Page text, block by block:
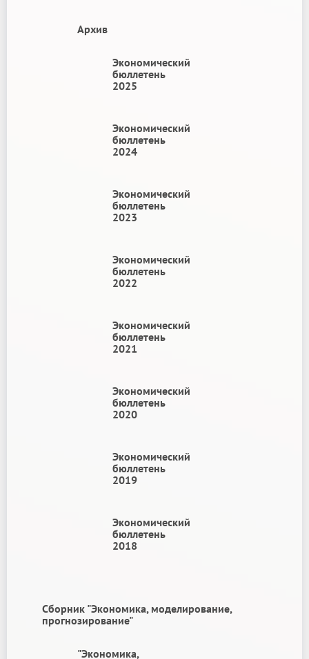
Архив
Экономический
бюллетень
2025
Экономический
бюллетень
2024
Экономический
бюллетень
2023
Экономический
бюллетень
2022
Экономический
бюллетень
2021
Экономический
бюллетень
2020
Экономический
бюллетень
2019
Экономический
бюллетень
2018
Сборник "Экономика, моделирование,
прогнозирование"
"Экономика,